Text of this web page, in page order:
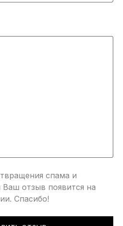
спама и
Ваш отзыв появится на
Спасибо!